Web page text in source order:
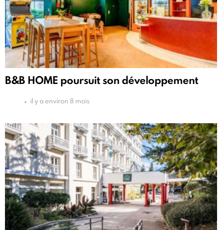
B&B HOME poursuit son développement
il y a environ 8 mois